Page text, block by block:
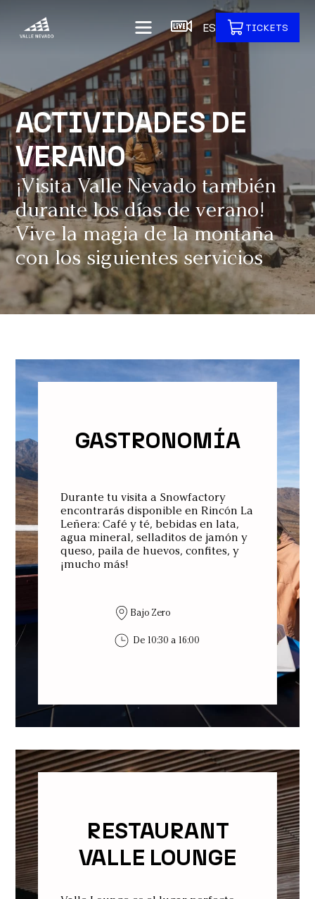
ES TICKETS
ACTIVIDADES DE
VERANO
¡Visita Valle Nevado también
durante los días de verano!
Vive la magia de la montaña
con los siguientes servicios
GASTRONOMÍA
Durante tu visita a Snowfactory
encontrarás disponible en Rincón La
Leñera: Café y té, bebidas en lata,
agua mineral, selladitos de jamón y
queso, paila de huevos, confites, y
¡mucho más!
Bajo Zero
De 10:30 a 16:00
RESTAURANT
VALLE LOUNGE